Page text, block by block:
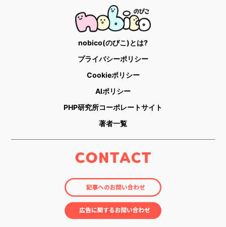
nobico(のびこ)とは?
プライバシーポリシー
Cookieポリシー
AIポリシー
PHP研究所コーポレートサイト
著者一覧